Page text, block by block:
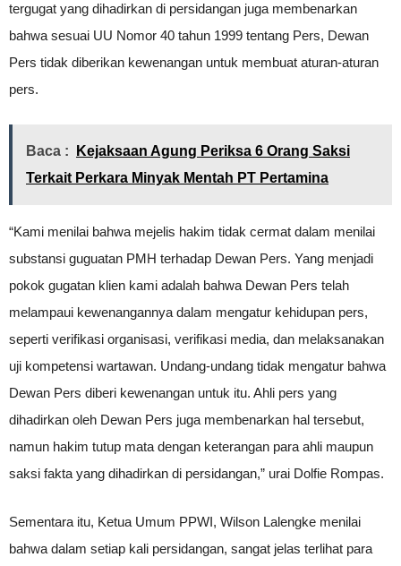
tergugat yang dihadirkan di persidangan juga membenarkan
bahwa sesuai UU Nomor 40 tahun 1999 tentang Pers, Dewan
Pers tidak diberikan kewenangan untuk membuat aturan-aturan
pers.
Baca :
Kejaksaan Agung Periksa 6 Orang Saksi
Terkait Perkara Minyak Mentah PT Pertamina
“Kami menilai bahwa mejelis hakim tidak cermat dalam menilai
substansi guguatan PMH terhadap Dewan Pers. Yang menjadi
pokok gugatan klien kami adalah bahwa Dewan Pers telah
melampaui kewenangannya dalam mengatur kehidupan pers,
seperti verifikasi organisasi, verifikasi media, dan melaksanakan
uji kompetensi wartawan. Undang-undang tidak mengatur bahwa
Dewan Pers diberi kewenangan untuk itu. Ahli pers yang
dihadirkan oleh Dewan Pers juga membenarkan hal tersebut,
namun hakim tutup mata dengan keterangan para ahli maupun
saksi fakta yang dihadirkan di persidangan,” urai Dolfie Rompas.
Sementara itu, Ketua Umum PPWI, Wilson Lalengke menilai
bahwa dalam setiap kali persidangan, sangat jelas terlihat para